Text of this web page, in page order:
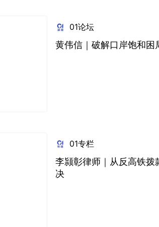
01论坛
黄伟信｜破解口岸饱和困
01专栏
李颕彰律师｜从反高铁拨
决